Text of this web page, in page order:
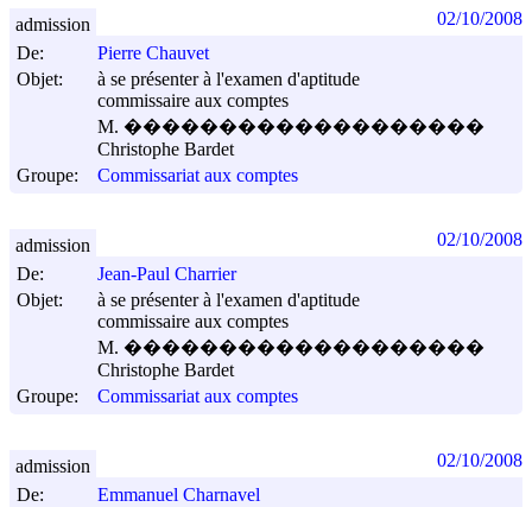
De:
Pierre Chauvet
Objet:
à se présenter à l'examen d'aptitude
commissaire aux comptes
M. �������������������
Christophe Bardet
Groupe:
Commissariat aux comptes
admission 02/10/2008
De:
Jean-Paul Charrier
Objet:
à se présenter à l'examen d'aptitude
commissaire aux comptes
M. �������������������
Christophe Bardet
Groupe:
Commissariat aux comptes
admission 02/10/2008
De:
Emmanuel Charnavel
admission 02/10/2008